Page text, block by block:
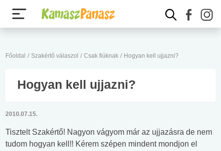
Főoldal / Szakértő válaszol / Csak fiúknak / Hogyan kell ujjazni?
Hogyan kell ujjazni?
2010.07.15.
Tisztelt Szakértő! Nagyon vágyom már az ujjazásra de nem
tudom hogyan kell!! Kérem szépen mindent mondjon el